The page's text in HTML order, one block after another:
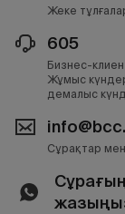
Жеке
605
Бизнес-
Жұмыс
демалыс
Сұрақтар